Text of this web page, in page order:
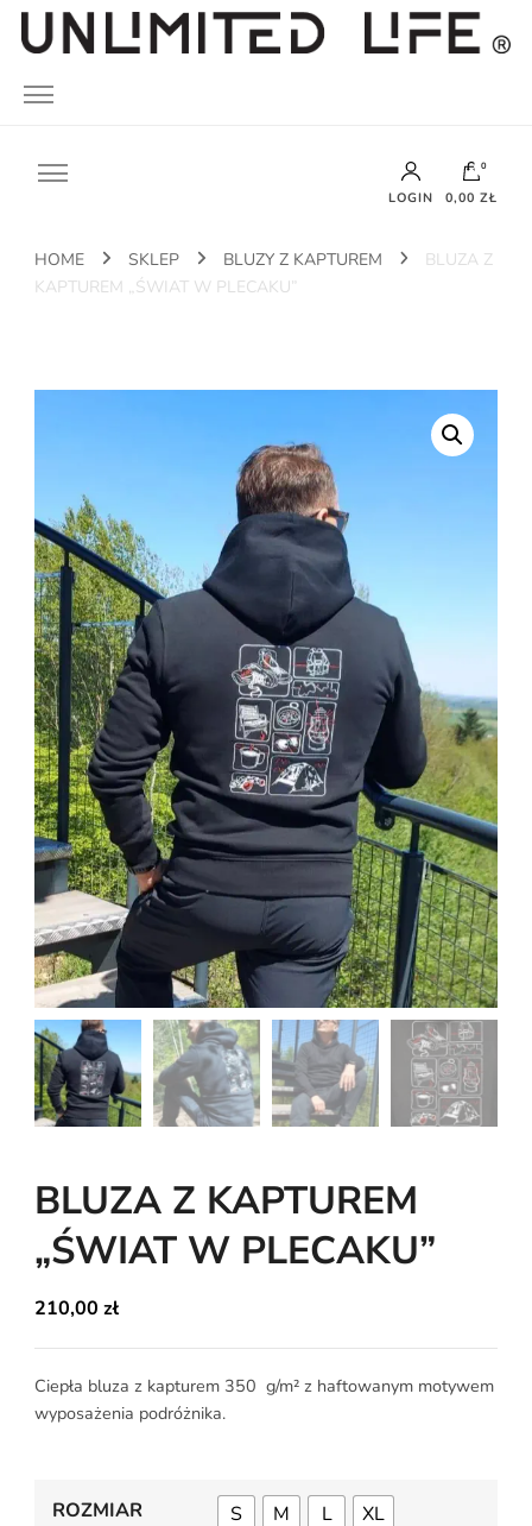
UNLIMITED LIFE
LOGIN
0
0,00 ZŁ
Brak produktów w koszyku.
HOME SKLEP BLUZY Z KAPTUREM
BLUZA Z
KAPTUREM „ŚWIAT W PLECAKU”
BLUZA Z KAPTUREM
„ŚWIAT W PLECAKU”
210,00 zł
Ciepła bluza z kapturem 350 g/m² z haftowanym motywem
wyposażenia podróżnika.
ROZMIAR S M L XL